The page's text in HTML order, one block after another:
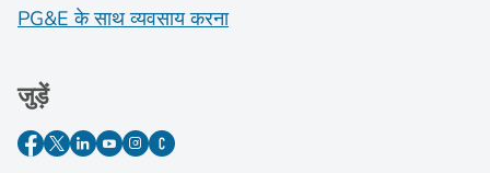
PG&E के साथ व्यवसाय करना
जुड़ें